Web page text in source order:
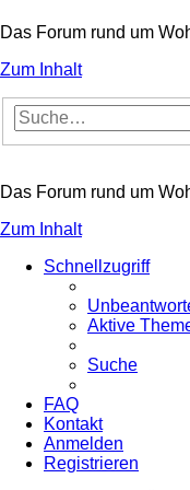
Das Forum rund um
Zum Inhalt
Das Forum rund um
Zum Inhalt
Schnellzugriff
Aktive
Suche
FAQ
Kontakt
Anmelden
Registrieren